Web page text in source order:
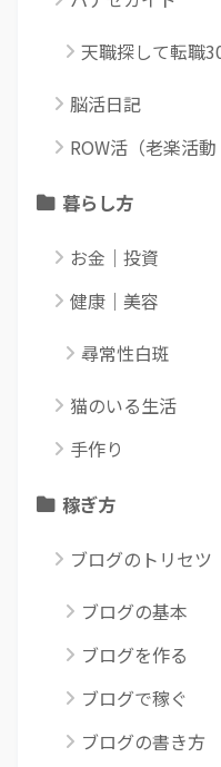
天職探して転職
脳活日記
ROW活（老楽活動
暮らし方
お金｜投資
健康｜美容
尋常性白斑
猫のいる生活
手作り
稼ぎ方
ブログのトリセツ
ブログの基本
ブログを作る
ブログで稼ぐ
ブログの書き方